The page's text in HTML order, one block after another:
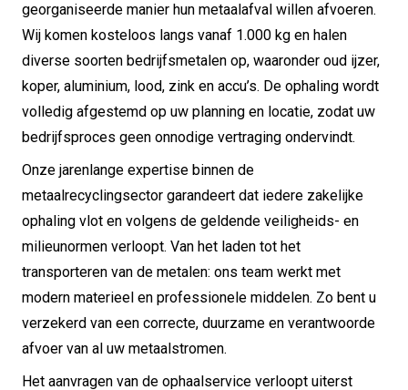
georganiseerde manier hun metaalafval willen afvoeren.
Wij komen kosteloos langs vanaf 1.000 kg en halen
diverse soorten bedrijfsmetalen op, waaronder oud ijzer,
koper, aluminium, lood, zink en accu’s. De ophaling wordt
volledig afgestemd op uw planning en locatie, zodat uw
bedrijfsproces geen onnodige vertraging ondervindt.
Onze jarenlange expertise binnen de
metaalrecyclingsector garandeert dat iedere zakelijke
ophaling vlot en volgens de geldende veiligheids- en
milieunormen verloopt. Van het laden tot het
transporteren van de metalen: ons team werkt met
modern materieel en professionele middelen. Zo bent u
verzekerd van een correcte, duurzame en verantwoorde
afvoer van al uw metaalstromen.
Het aanvragen van de ophaalservice verloopt uiterst